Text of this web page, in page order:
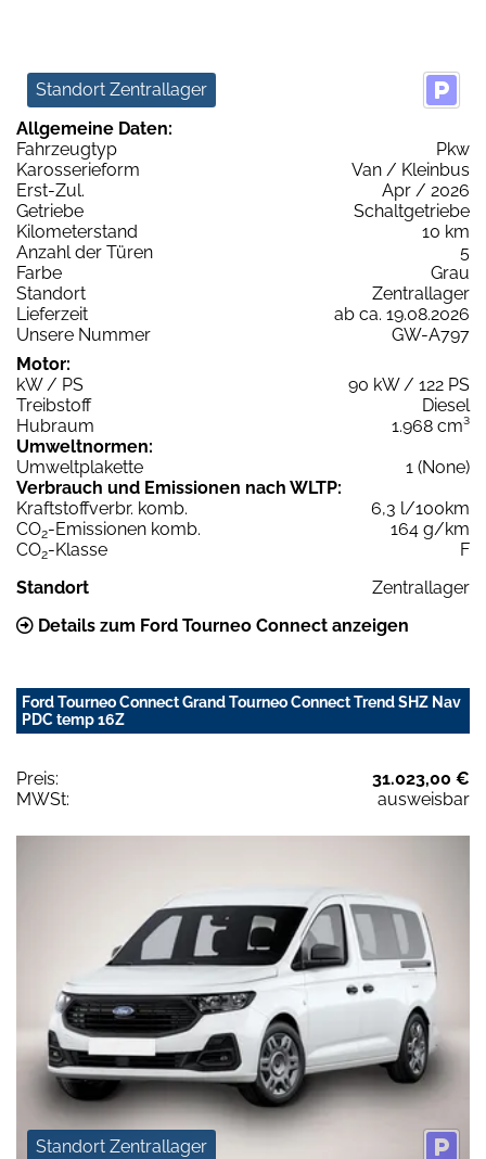
Standort Zentrallager
Allgemeine Daten:
Fahrzeugtyp
Pkw
Karosserieform
Van / Kleinbus
Erst-Zul.
Apr / 2026
Getriebe
Schaltgetriebe
Kilometerstand
10 km
Anzahl der Türen
5
Farbe
Grau
Standort
Zentrallager
Lieferzeit
ab ca. 19.08.2026
Unsere Nummer
GW-A797
Motor:
kW / PS
90 kW / 122 PS
Treibstoff
Diesel
Hubraum
1.968 cm³
Umweltnormen:
Umweltplakette
1 (None)
Verbrauch und Emissionen nach WLTP:
Kraftstoffverbr. komb.
6,3 l/100km
CO2-Emissionen komb.
164 g/km
CO2-Klasse
F
Standort
Zentrallager
Details zum Ford Tourneo Connect anzeigen
Ford Tourneo Connect Grand Tourneo Connect Trend SHZ Nav
PDC temp 16Z
Preis:
31.023,00 €
MWSt:
ausweisbar
Standort Zentrallager